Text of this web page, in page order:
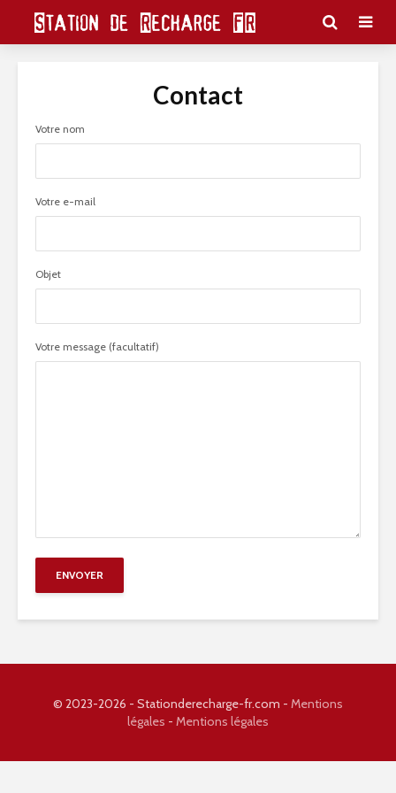
Contact
Votre nom
Votre e-mail
Objet
Votre message (facultatif)
© 2023-2026 - Stationderecharge-fr.com - Mentions
légales - Mentions légales